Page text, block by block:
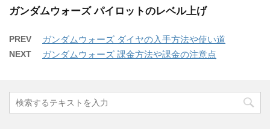
ガンダムウォーズ パイロットのレベル上げ
PREV ガンダムウォーズ ダイヤの入手方法や使い道
NEXT ガンダムウォーズ 課金方法や課金の注意点